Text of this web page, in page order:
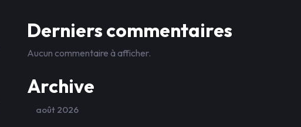
Derniers commentaires
Aucun commentaire à afficher.
Archive
août 2026